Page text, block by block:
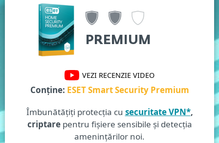
PREMIUM
VEZI RECENZIE VIDEO
Conține: ESET Smart Security Premium
Îmbunătățiți protecția cu securitate VPN*,
criptarepentru fișiere sensibile și detecția
amenințărilor noi.